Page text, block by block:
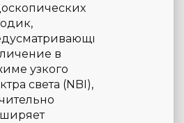
в
узкого
света (NBI),